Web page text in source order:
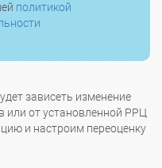
политикой
зависеть изменение
или от установленной РРЦ
и настроим переоценку